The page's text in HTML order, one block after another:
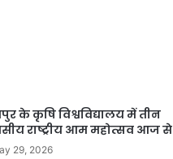
के कृषि विश्वविद्यालय में तीन
राष्ट्रीय आम महोत्सव आज से
29, 2026